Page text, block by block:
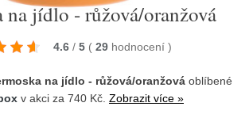
na jídlo - růžová/oranžová
4.6 / 5 ( 29 hodnocení )
na jídlo - růžová/oranžová oblíbené
v akci za 740 Kč. Zobrazit více »